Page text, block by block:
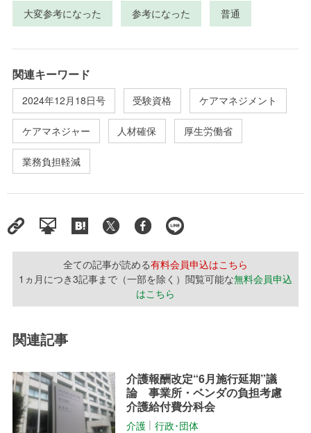
大変参考になった 参考になった 普通
関連キーワード
2024年12月18日号 受験資格 ケアマネジメント
ケアマネジャー 人材確保 厚生労働省
業務負担軽減
全ての記事が読める有料会員申込はこちら
1ヵ月につき3記事まで（一部を除く）閲覧可能な無料会員申込
はこちら
関連記事
介護報酬改定“6月施行延期”議
論 事業所・ベンダの負担考慮
介護給付費分科会
介護 │行政･団体